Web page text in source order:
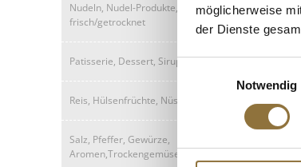
möglicherweise
der Dienste
Einwilligungsauswahl
Notwendig
Nudeln, Nudel-Produkte,
frisch/getrocknet
Patisserie, Dessert, Sirup
Reis, Hülsenfrüchte, Nüsse, Maronen
Salz, Pfeffer, Gewürze,
Aromen,Trockengemüse